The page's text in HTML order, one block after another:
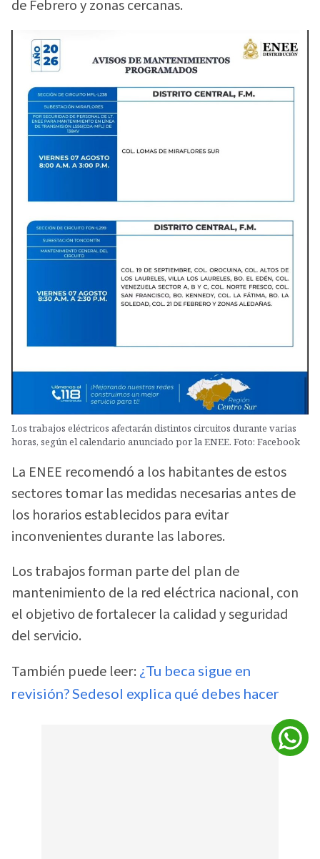
de Febrero y zonas cercanas.
Los trabajos eléctricos afectarán distintos circuitos durante varias
horas, según el calendario anunciado por la ENEE. Foto: Facebook
La ENEE recomendó a los habitantes de estos
sectores tomar las medidas necesarias antes de
los horarios establecidos para evitar
inconvenientes durante las labores.
Los trabajos forman parte del plan de
mantenimiento de la red eléctrica nacional, con
el objetivo de fortalecer la calidad y seguridad
del servicio.
También puede leer: ¿Tu beca sigue en
revisión? Sedesol explica qué debes hacer